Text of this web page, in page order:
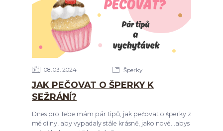
08 03 2024 Šperky
JAK PEČOVAT O ŠPERKY K
SEŽRÁNÍ?
Dnes pro Tebe mám pár tipů, jak pečovat o šperky z
mé dílny, aby vypadaly stále krásně, jako nové...abys